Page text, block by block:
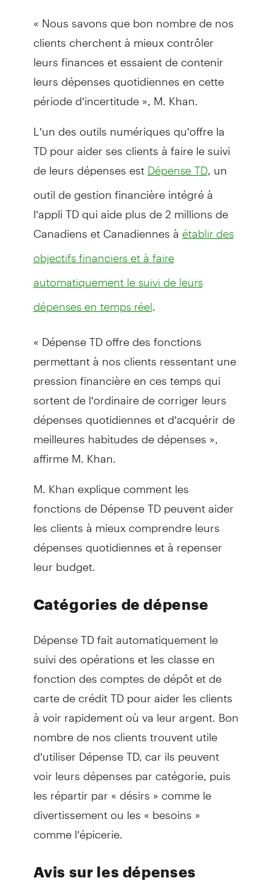
« Nous savons que bon nombre de nos
clients cherchent à mieux contrôler
leurs finances et essaient de contenir
leurs dépenses quotidiennes en cette
période d’incertitude », M. Khan.
L’un des outils numériques qu’offre la
TD pour aider ses clients à faire le suivi
de leurs dépenses est Dépense TD, un
outil de gestion financière intégré à
l’appli TD qui aide plus de 2 millions de
Canadiens et Canadiennes à établir des
objectifs financiers et à faire
automatiquement le suivi de leurs
dépenses en temps réel
« Dépense TD offre des fonctions
permettant à nos clients ressentant une
pression financière en ces temps qui
sortent de l’ordinaire de corriger leurs
dépenses quotidiennes et d’acquérir de
meilleures habitudes de dépenses »,
affirme M. Khan.
M. Khan explique comment les
fonctions de Dépense TD peuvent aider
les clients à mieux comprendre leurs
dépenses quotidiennes et à repenser
leur budget.
Catégories de dépense
Dépense TD fait automatiquement le
suivi des opérations et les classe en
fonction des comptes de dépôt et de
carte de crédit TD pour aider les clients
à voir rapidement où va leur argent. Bon
nombre de nos clients trouvent utile
d’utiliser Dépense TD, car ils peuvent
voir leurs dépenses par catégorie, puis
les répartir par « désirs » comme le
divertissement ou les « besoins »
comme l’épicerie.
Avis sur les dépenses